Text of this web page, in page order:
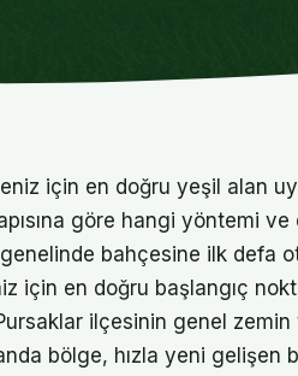
için en doğru yeşil alan
göre hangi yöntemi
bahçesine ilk defa
için en doğru başlangıç
ilçesinin genel zemin
bölge, hızla yeni